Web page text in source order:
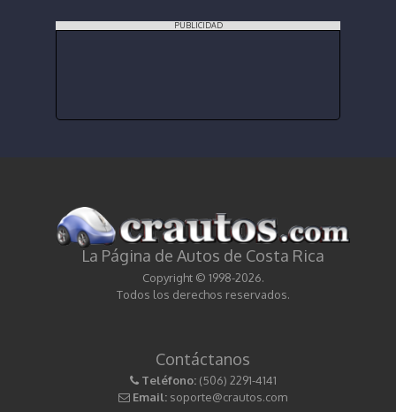
PUBLICIDAD
La Página de Autos de Costa Rica
Copyright © 1998-2026.
Todos los derechos reservados.
Contáctanos
Teléfono: (506) 2291-4141
Email: soporte@crautos.com